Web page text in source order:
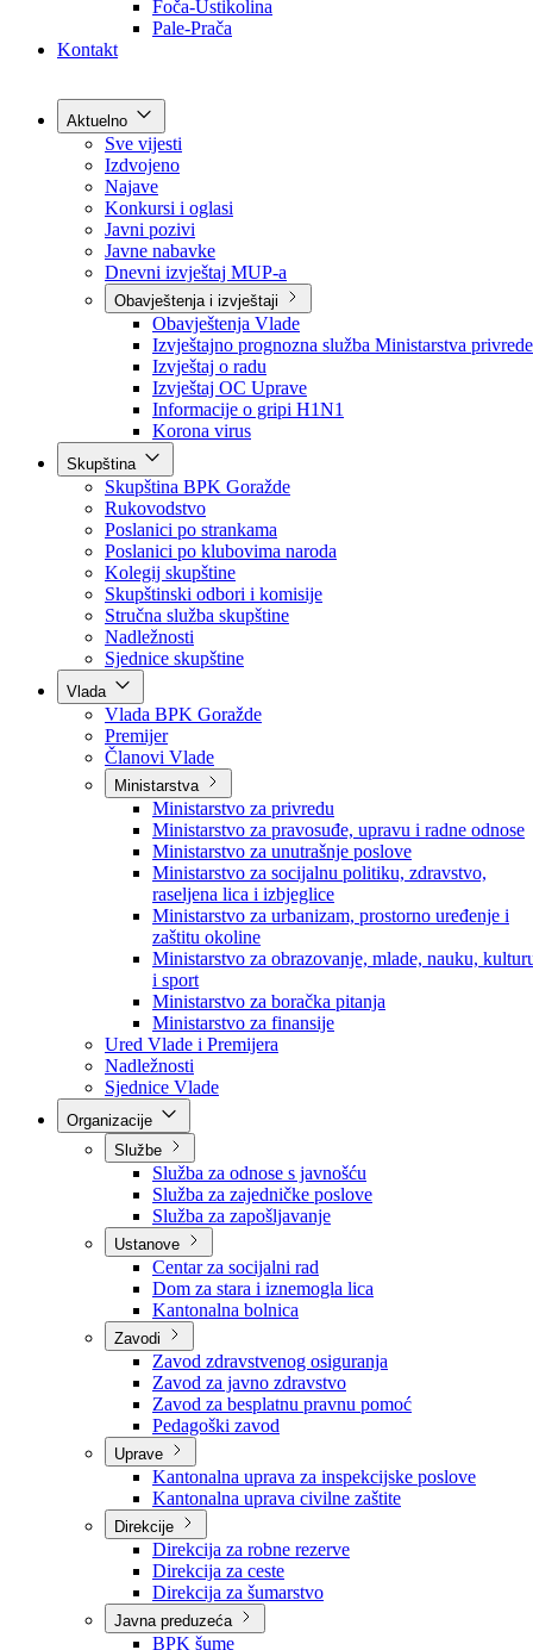
Općine
Kontakt
Aktuelno
Sve vijesti
Izdvojeno
Najave
Konkursi i oglasi
Javni pozivi
Javne nabavke
Dnevni izvještaj MUP-a
Obavještenja i izvještaji
Obavještenja Vlade
Izvještajno prognozna služba Ministarstva privrede
Izvještaj o radu
Izvještaj OC Uprave
Informacije o gripi H1N1
Korona virus
Skupština
Skupština BPK Goražde
Rukovodstvo
Poslanici po strankama
Poslanici po klubovima naroda
Kolegij skupštine
Skupštinski odbori i komisije
Stručna služba skupštine
Nadležnosti
Sjednice skupštine
Vlada
Vlada BPK Goražde
Premijer
Članovi Vlade
Ministarstva
Ministarstvo za privredu
Ministarstvo za pravosuđe, upravu i radne odnose
Ministarstvo za unutrašnje poslove
Ministarstvo za socijalnu politiku, zdravstvo,
raseljena lica i izbjeglice
Ministarstvo za urbanizam, prostorno uređenje i
zaštitu okoline
Ministarstvo za obrazovanje, mlade, nauku,
i sport
Ministarstvo za boračka pitanja
Ministarstvo za finansije
Ured Vlade i Premijera
Nadležnosti
Sjednice Vlade
Službe
Služba za odnose s javnošću
Služba za zajedničke poslove
Služba za zapošljavanje
Ustanove
Centar za socijalni rad
Dom za stara i iznemogla lica
Kantonalna bolnica
Zavodi
Zavod zdravstvenog osiguranja
Zavod za javno zdravstvo
Zavod za besplatnu pravnu pomoć
Pedagoški zavod
Uprave
Kantonalna uprava za inspekcijske poslove
Kantonalna uprava civilne zaštite
Direkcije
Direkcija za robne rezerve
Direkcija za ceste